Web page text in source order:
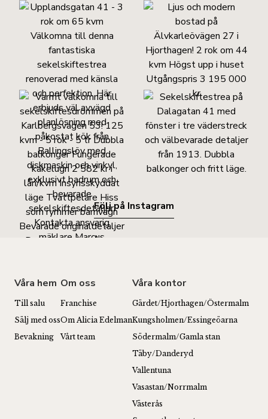
Följ på Instagram
Våra hem
Till salu
Sälj med oss
Bevakning
Om oss
Franchise
Om Alicia Edelman
Vårt team
Våra kontor
Gärdet/Hjorthagen/Östermalm
Kungsholmen/Essingeöarna
Södermalm/Gamla stan
Täby/Danderyd
Vallentuna
Vasastan/Norrmalm
Västerås